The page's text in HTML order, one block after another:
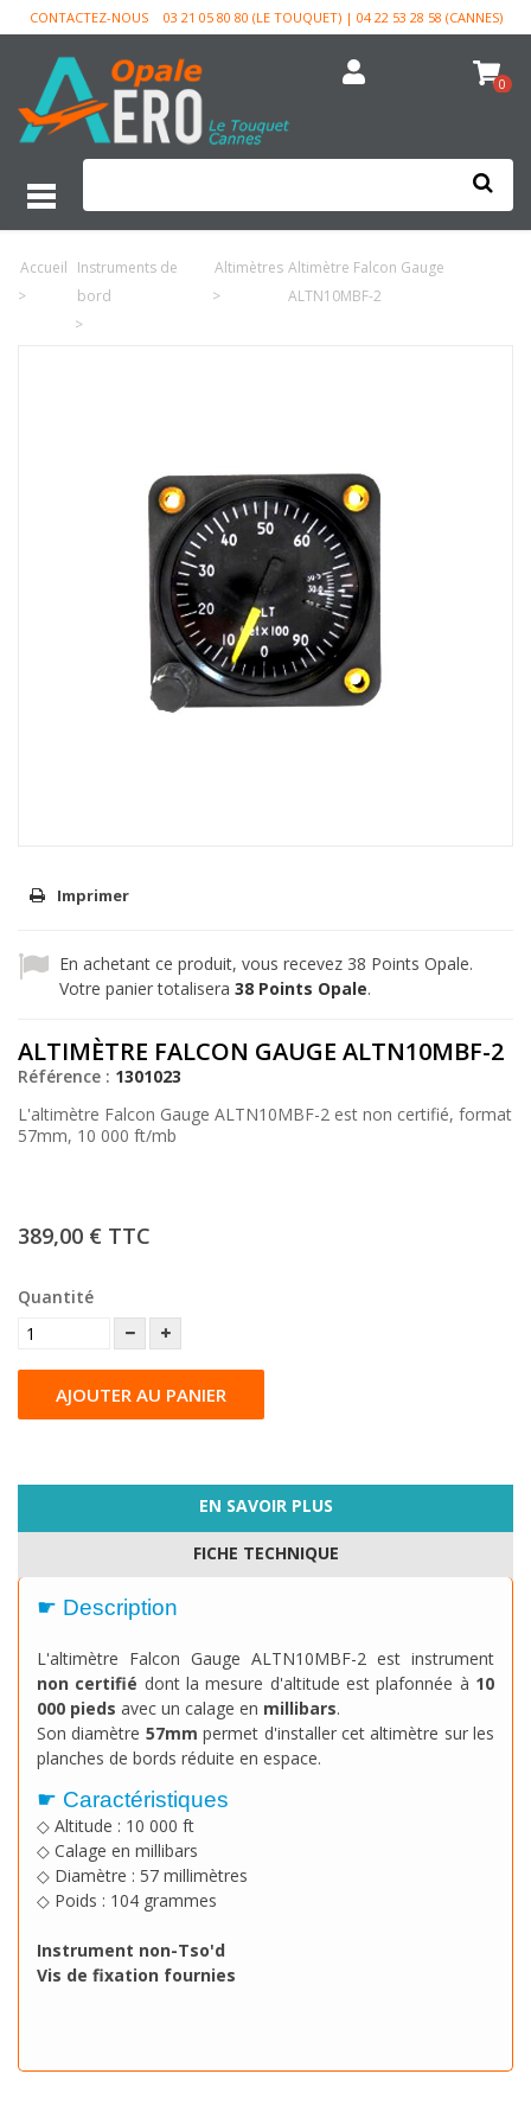
CONTACTEZ-NOUS 03 21 05 80 80 (LE TOUQUET) | 04 22 53 28 58 (CANNES)
0
Accueil
>
Instruments de
bord
>
Altimètres
>
Altimètre Falcon Gauge
ALTN10MBF-2
Imprimer
En achetant ce produit, vous recevez 38 Points Opale.
Votre panier totalisera 38 Points Opale.
ALTIMÈTRE FALCON GAUGE ALTN10MBF-2
Référence : 1301023
L'altimètre Falcon Gauge ALTN10MBF-2 est non certifié, format
57mm, 10 000 ft/mb
389,00 € TTC
Quantité
AJOUTER AU PANIER
EN SAVOIR PLUS
FICHE TECHNIQUE
☛ Description
L'altimètre Falcon Gauge ALTN10MBF-2 est instrument
non certifié dont la mesure d'altitude est plafonnée à 10
000 pieds avec un calage en millibars.
Son diamètre 57mm permet d'installer cet altimètre sur les
planches de bords réduite en espace.
☛ Caractéristiques
◇ Altitude : 10 000 ft
◇ Calage en millibars
◇ Diamètre : 57 millimètres
◇ Poids : 104 grammes
Instrument non-Tso'd
Vis de fixation fournies